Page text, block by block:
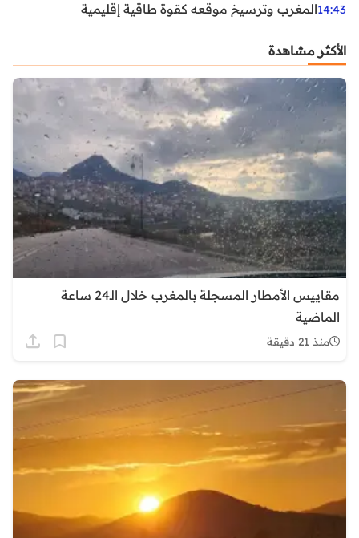
14:43المغرب وترسيخ موقعه كقوة طاقية إقليمية
الأكثر مشاهدة
مقاييس الأمطار المسجلة بالمغرب خلال الـ24 ساعة
الماضية
منذ 21 دقيقة